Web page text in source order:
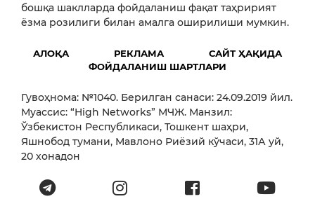
бошқа шаклларда фойдаланиш фақат таҳририят
ёзма розилиги билан амалга оширилиши мумкин.
АЛОҚА РЕКЛАМА
САЙТ ҲАҚИДА
ФОЙДАЛАНИШ ШАРТЛАРИ
Гувоҳнома: №1040. Берилган санаси: 24.09.2019 йил.
Муассис: “High Networks” МЧЖ. Манзил:
Ўзбекистон Республикаси, Тошкент шаҳри,
Яшнобод тумани, Мавлоно Риёзий кўчаси, 31А уй,
20 хонадон